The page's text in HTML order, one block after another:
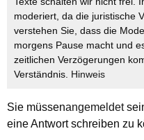
moderiert, da die juristische
verstehen Sie, dass die
morgens Pause macht und
zeitlichen Verzögerungen
Verständnis. Hinweis
Sie müssenangemeldet
eine Antwort schreiben zu